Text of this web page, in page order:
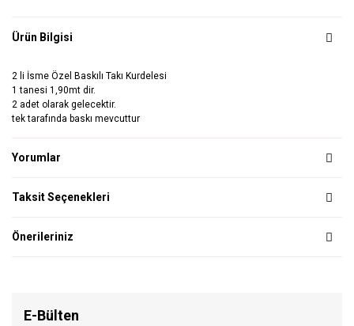
Ürün Bilgisi
2 li İsme Özel Baskılı Takı Kurdelesi
1 tanesi 1,90mt dir.
2 adet olarak gelecektir.
tek tarafında baskı mevcuttur
Yorumlar
Taksit Seçenekleri
Önerileriniz
E-Bülten